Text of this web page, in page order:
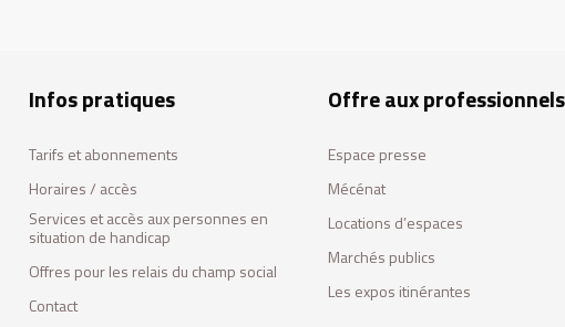
Infos pratiques
Tarifs et abonnements
Horaires / accès
Services et accès aux personnes en
situation de handicap
Offres pour les relais du champ social
Contact
Offre aux professionnels
Espace presse
Mécénat
Locations d’espaces
Marchés publics
Les expos itinérantes